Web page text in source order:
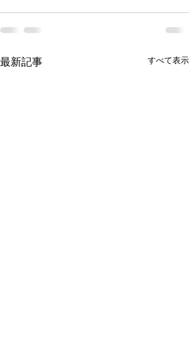
最新記事 すべて表示